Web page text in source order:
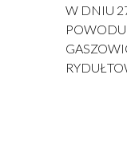
W DNIU